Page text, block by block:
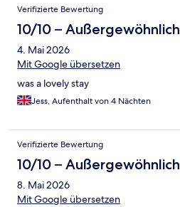
Verifizierte Bewertung
10/10 – Außergewöhnlich
4. Mai 2026
Mit Google übersetzen
was a lovely stay
Jess, Aufenthalt von 4 Nächten
Verifizierte Bewertung
10/10 – Außergewöhnlich
8. Mai 2026
Mit Google übersetzen